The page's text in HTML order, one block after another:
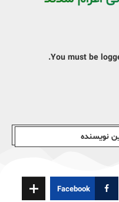
You must be
نویسندە
Facebook